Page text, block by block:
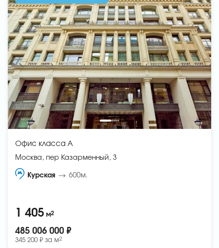
Офис класса A
Москва, пер Казарменный, 3
Курская 600м.
1 405 м2
485 006 000 ₽
345 200 ₽ за м2